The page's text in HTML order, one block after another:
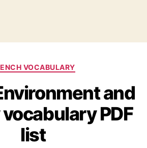
Categories
VOCABULARY
and
PDF
list